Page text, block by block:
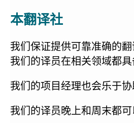
本翻译社
我们保证提供可靠准确的
我们的译员在相关领域都
我们的项目经理也会乐于
我们的译员晚上和周末都